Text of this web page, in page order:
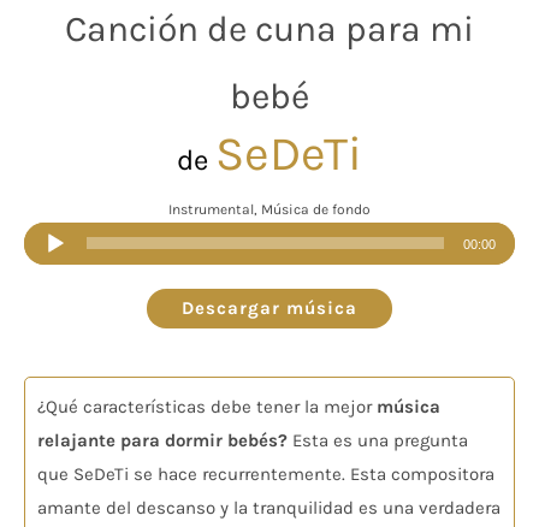
Canción de cuna para mi
bebé
de SeDeTi
Instrumental, Música de fondo
Reproductor
de
audio
00:00
Descargar música
¿Qué características debe tener la mejor música
relajante para dormir bebés? Esta es una pregunta
que SeDeTi se hace recurrentemente. Esta compositora
amante del descanso y la tranquilidad es una verdadera